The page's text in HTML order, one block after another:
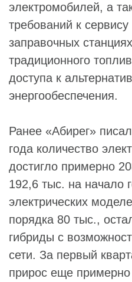
электромобилей, а
требований к
заправочных
традиционного
доступа к
энергообеспечения.
Ранее «Абирег»
года количество
достигло примерно
192,6 тыс. на начало
электрических
порядка 80 тыс.,
гибриды с
сети. За первый
прирос еще